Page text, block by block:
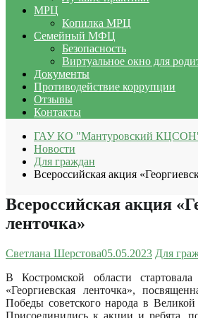
МРЦ
Копилка МРЦ
Семейный МФЦ
Безопасность
Виртуальное окно для
Документы
Противодействие коррупции
Отзывы
Контакты
ГАУ КО "Мантуровский
Новости
Для граждан
Всероссийская акция
Всероссийская акция
ленточка»
Светлана Шерстова05.05.2023 Для
В Костромской области стартовала
«Георгиевская ленточка»,
Победы советского народа в
Присоединились к акции и ребята,